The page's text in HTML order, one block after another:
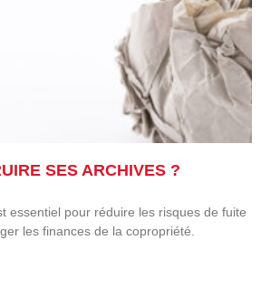
SES ARCHIVES ?
essentiel pour réduire les risques de fuite
les finances de la copropriété.